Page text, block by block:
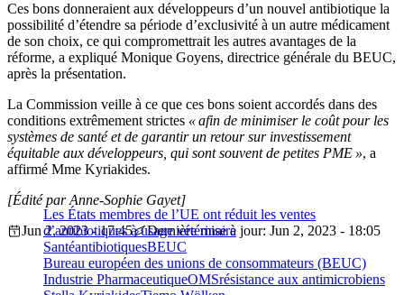
Ces bons donneraient aux développeurs d’un nouvel antibiotique la
possibilité d’étendre sa période d’exclusivité à un autre médicament
de son choix, ce qui compromettrait les autres avantages de la
réforme, a expliqué Monique Goyens, directrice générale du BEUC,
après la présentation.
La Commission veille à ce que ces bons soient accordés dans des
conditions extrêmement strictes « afin de minimiser le coût pour les
systèmes de santé et de garantir un retour sur investissement
équitable aux développeurs, qui sont souvent de petites PME », a
affirmé Mme Kyriakides.
Les États membres de l’UE ont réduit les ventes
d’antibiotiques à usage vétérinaire
[Édité par Anne-Sophie Gayet]
Jun 2, 2023 - 17:45
Dernière mise à jour: Jun 2, 2023 - 18:05
SantéantibiotiquesBEUC
Bureau européen des unions de consommateurs (BEUC)
Industrie PharmaceutiqueOMSrésistance aux antimicrobiens